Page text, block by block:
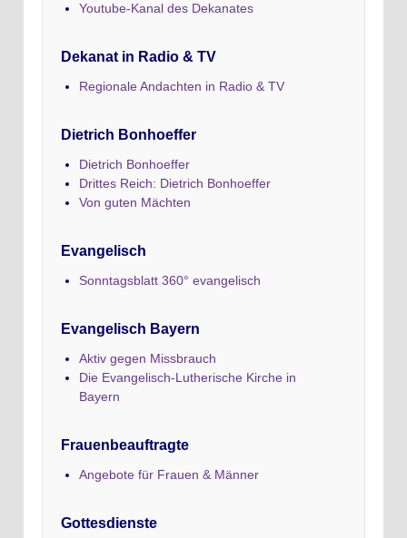
Youtube-Kanal des Dekanates
Dekanat in Radio & TV
Regionale Andachten in Radio & TV
Dietrich Bonhoeffer
Dietrich Bonhoeffer
Drittes Reich: Dietrich Bonhoeffer
Von guten Mächten
Evangelisch
Sonntagsblatt 360° evangelisch
Evangelisch Bayern
Aktiv gegen Missbrauch
Die Evangelisch-Lutherische Kirche in
Bayern
Frauenbeauftragte
Angebote für Frauen & Männer
Gottesdienste